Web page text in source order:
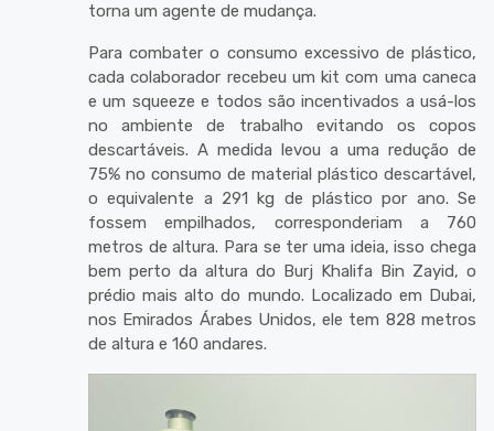
torna um agente de mudança.
Para combater o consumo excessivo de plástico,
cada colaborador recebeu um kit com uma caneca
e um squeeze e todos são incentivados a usá-los
no ambiente de trabalho evitando os copos
descartáveis. A medida levou a uma redução de
75% no consumo de material plástico descartável,
o equivalente a 291 kg de plástico por ano. Se
fossem empilhados, corresponderiam a 760
metros de altura. Para se ter uma ideia, isso chega
bem perto da altura do Burj Khalifa Bin Zayid, o
prédio mais alto do mundo. Localizado em Dubai,
nos Emirados Árabes Unidos, ele tem 828 metros
de altura e 160 andares.